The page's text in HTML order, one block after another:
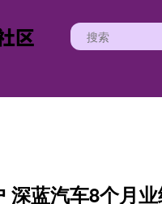
深蓝汽车8个月